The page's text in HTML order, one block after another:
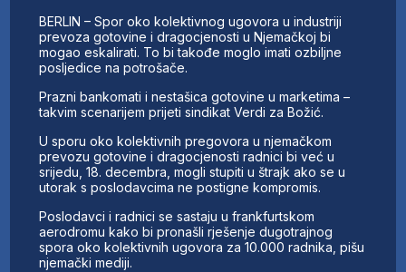
FINANSIJE
IZ STRANIH MEDIJA
AKTIVNOSTI
UČLANI SE
KONTAKT
BERLIN – Spor oko kolektivnog ugovora u industriji
prevoza gotovine i dragocjenosti u Njemačkoj bi
mogao eskalirati. To bi takođe moglo imati ozbiljne
posljedice na potrošače.
Prazni bankomati i nestašica gotovine u marketima –
takvim scenarijem prijeti sindikat Verdi za Božić.
U sporu oko kolektivnih pregovora u njemačkom
prevozu gotovine i dragocjenosti radnici bi već u
srijedu, 18. decembra, mogli stupiti u štrajk ako se u
utorak s poslodavcima ne postigne kompromis.
Poslodavci i radnici se sastaju u frankfurtskom
aerodromu kako bi pronašli rješenje dugotrajnog
spora oko kolektivnih ugovora za 10.000 radnika, pišu
njemački mediji.